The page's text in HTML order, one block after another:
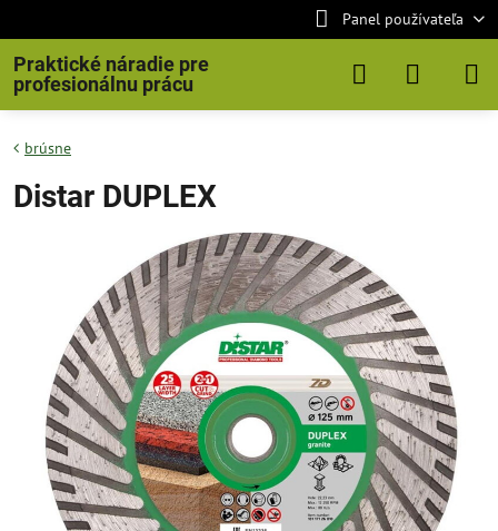
Panel používateľa
Praktické náradie pre
profesionálnu prácu
brúsne
Distar DUPLEX